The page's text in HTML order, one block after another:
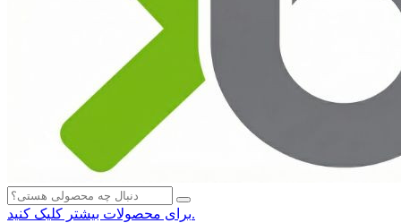
برای محصولات بیشتر کلیک کنید.